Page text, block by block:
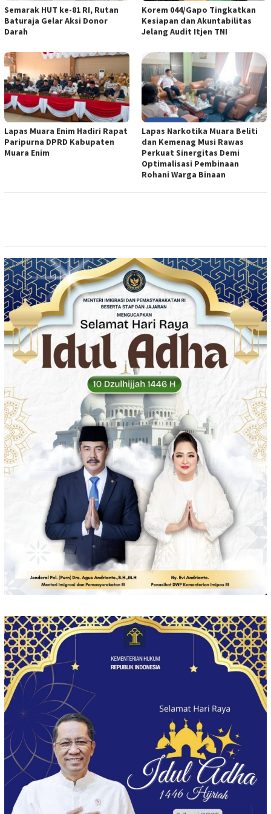
Semarak HUT ke-81 RI, Rutan
Baturaja Gelar Aksi Donor
Darah
Korem 044/Gapo Tingkatkan
Kesiapan dan Akuntabilitas
Jelang Audit Itjen TNI
Lapas Muara Enim Hadiri Rapat
Paripurna DPRD Kabupaten
Muara Enim
Lapas Narkotika Muara Beliti
dan Kemenag Musi Rawas
Perkuat Sinergitas Demi
Optimalisasi Pembinaan
Rohani Warga Binaan